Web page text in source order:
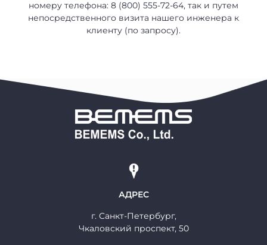
номеру телефона: 8 (800) 555-72-64, так и путем
непосредственного визита нашего инженера к
клиенту (по запросу).
АДРЕС
г. Cанкт-Петербург,
Чкаловский проспект, 50